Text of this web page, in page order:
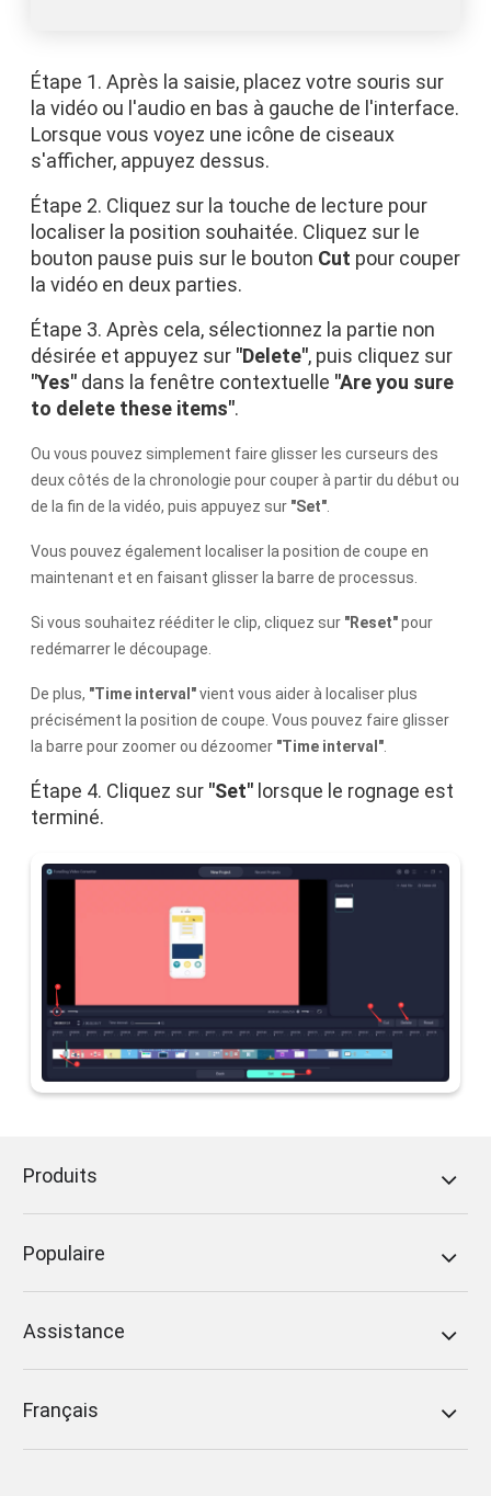
Étape 1. Après la saisie, placez votre souris sur
la vidéo ou l'audio en bas à gauche de l'interface.
Lorsque vous voyez une icône de ciseaux
s'afficher, appuyez dessus.
Étape 2. Cliquez sur la touche de lecture pour
localiser la position souhaitée. Cliquez sur le
bouton pause puis sur le bouton Cut pour couper
la vidéo en deux parties.
Étape 3. Après cela, sélectionnez la partie non
désirée et appuyez sur "Delete", puis cliquez sur
"Yes" dans la fenêtre contextuelle "Are you sure
to delete these items".
Ou vous pouvez simplement faire glisser les curseurs des
deux côtés de la chronologie pour couper à partir du début ou
de la fin de la vidéo, puis appuyez sur "Set"
Vous pouvez également localiser la position de coupe en
maintenant et en faisant glisser la barre de processus.
Si vous souhaitez rééditer le clip, cliquez sur "Reset"pour
redémarrer le découpage.
De plus, "Time interval"vient vous aider à localiser plus
précisément la position de coupe. Vous pouvez faire glisser
la barre pour zoomer ou dézoomer "Time interval"
Étape 4. Cliquez sur "Set" lorsque le rognage est
terminé.
Produits
Populaire
Assistance
Français